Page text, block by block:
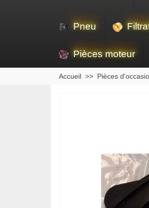
Pneu
Pièces moteur
Accueil Pièces